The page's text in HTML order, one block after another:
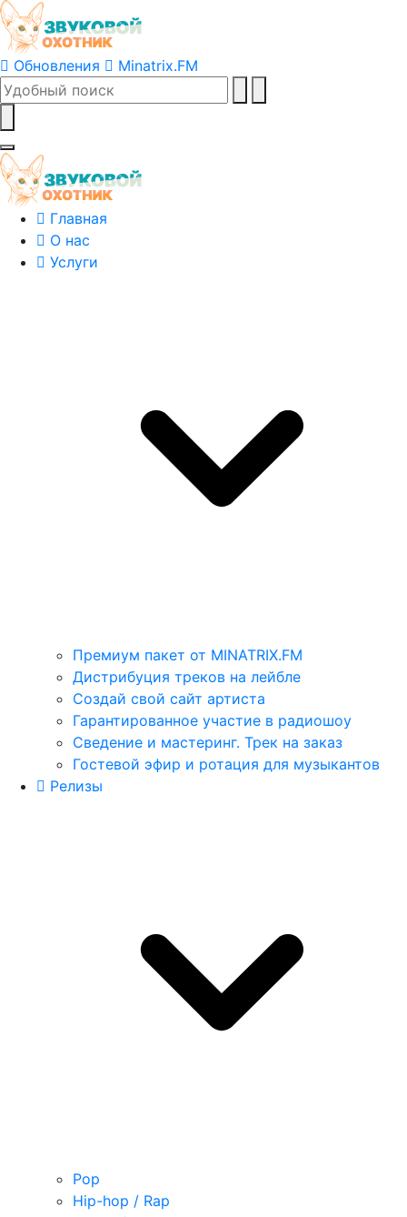
Обновления Minatrix.FM
Главная
О нас
Услуги
Премиум пакет от MINATRIX.FM
Дистрибуция треков на лейбле
Создай свой сайт артиста
Гарантированное участие в радиошоу
Сведение и мастеринг. Трек на заказ
Гостевой эфир и ротация для музыкантов
Релизы
Pop
Hip-hop / Rap